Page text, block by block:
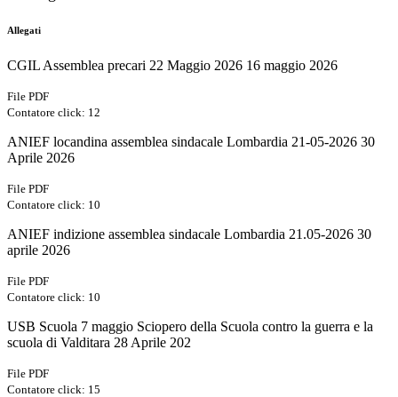
Allegati
CGIL Assemblea precari 22 Maggio 2026 16 maggio 2026
File PDF
Contatore click: 12
ANIEF locandina assemblea sindacale Lombardia 21-05-2026 30
Aprile 2026
File PDF
Contatore click: 10
ANIEF indizione assemblea sindacale Lombardia 21.05-2026 30
aprile 2026
File PDF
Contatore click: 10
USB Scuola 7 maggio Sciopero della Scuola contro la guerra e la
scuola di Valditara 28 Aprile 202
File PDF
Contatore click: 15